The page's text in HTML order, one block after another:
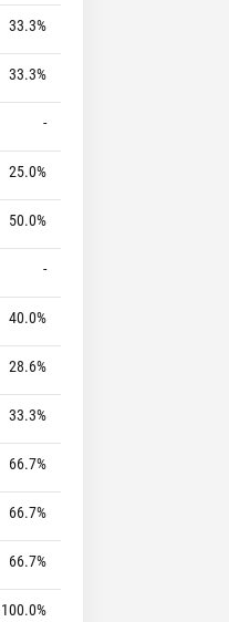
33.3%
33.3%
-
25.0%
50.0%
-
40.0%
28.6%
33.3%
66.7%
66.7%
66.7%
100.0%